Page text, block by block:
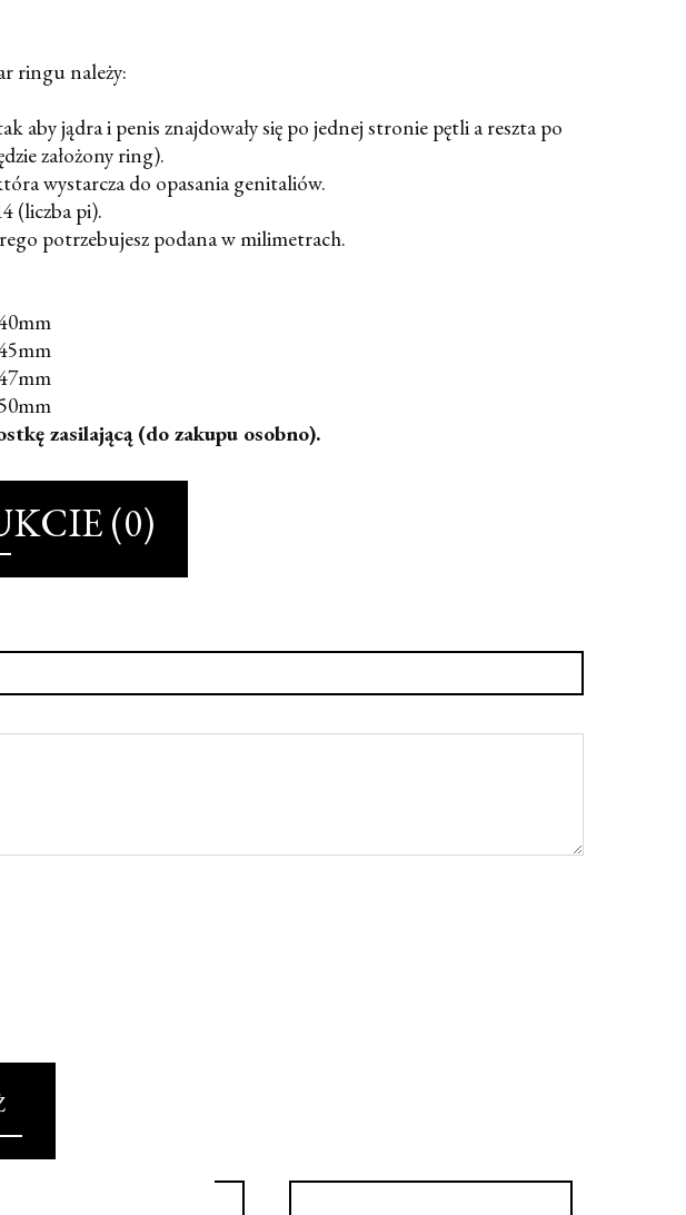
ringu należy:
aby jądra i penis znajdowały się po jednej stronie pętli a reszta po
założony ring).
wystarcza do opasania genitaliów.
(liczba pi).
potrzebujesz podana w milimetrach.
zasilającą (do zakupu osobno).
(0)